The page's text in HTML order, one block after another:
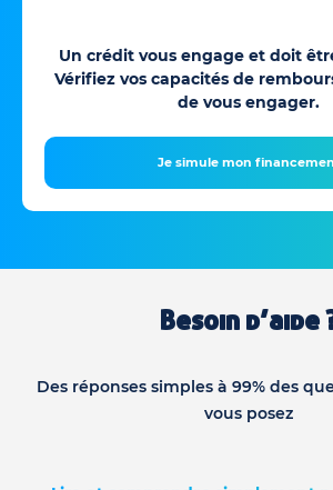
Un crédit vous engage et doit
Vérifiez vos capacités de
de vous engager.
Je simule mon
Besoin d’aide
Des réponses simples à 99% des
vous posez